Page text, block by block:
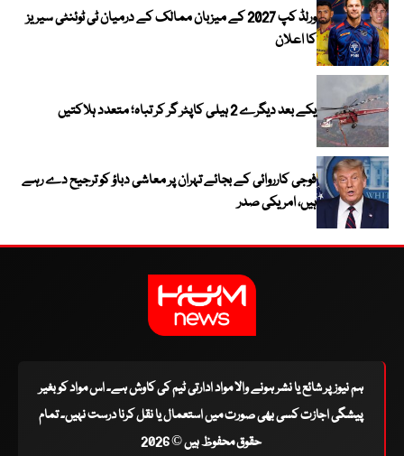
ورلڈ کپ 2027 کے میزبان ممالک کے درمیان ٹی ٹوئنٹی سیریز
کا اعلان
یکے بعد دیگرے 2 ہیلی کاپٹر گر کر تباہ؛ متعدد ہلاکتیں
فوجی کارروائی کے بجائے تہران پر معاشی دباؤ کو ترجیح دے رہے
ہیں، امریکی صدر
ہم نیوز پر شائع یا نشر ہونے والا مواد ادارتی ٹیم کی کاوش ہے۔ اس مواد کو بغیر
پیشگی اجازت کسی بھی صورت میں استعمال یا نقل کرنا درست نہیں۔ تمام
حقوق محفوظ ہیں © 2026